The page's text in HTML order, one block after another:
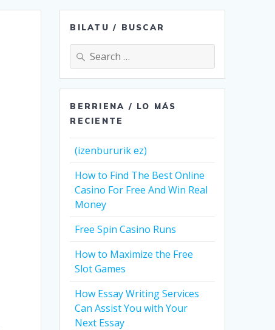
BILATU / BUSCAR
Search
for:
BERRIENA / LO MÁS
RECIENTE
(izenbururik ez)
How to Find The Best Online
Casino For Free And Win Real
Money
Free Spin Casino Runs
How to Maximize the Free
Slot Games
How Essay Writing Services
Can Assist You with Your
Next Essay